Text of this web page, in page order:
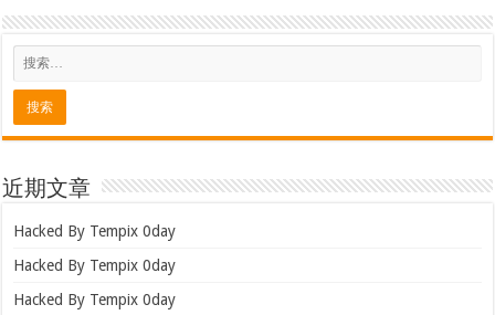
近期文章
Hacked By Tempix 0day
Hacked By Tempix 0day
Hacked By Tempix 0day